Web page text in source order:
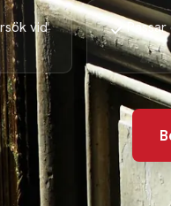
vid